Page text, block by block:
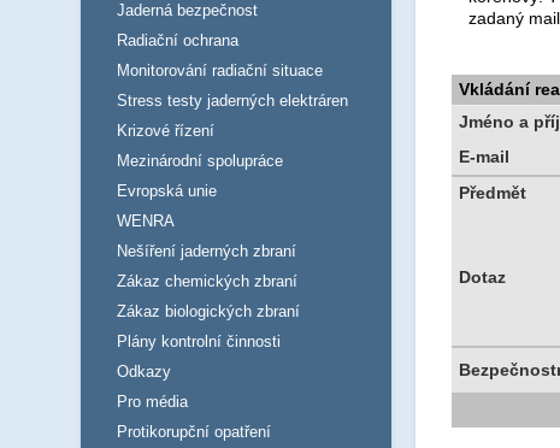
zadaný mail.
Vkládání
Jméno a
E-mail
Předmět
Dotaz
Jaderná bezpečnost
Radiační ochrana
Monitorování radiační situace
Stress testy jaderných elektráren
Krizové řízení
Mezinárodní spolupráce
Evropská unie
WENRA
Nešíření jaderných zbraní
Zákaz chemických zbraní
Zákaz biologických zbraní
Plány kontrolní činnosti
Odkazy
Pro média
Protikorupční opatření